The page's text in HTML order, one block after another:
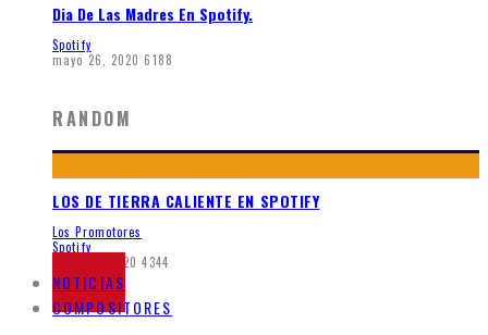
Dia De Las Madres En Spotify.
Spotify
mayo 26, 2020 6188
RANDOM
LOS DE TIERRA CALIENTE EN SPOTIFY
Los Promotores
Spotify
mayo 21, 2020 4344
NOTICIAS
COMPOSITORES